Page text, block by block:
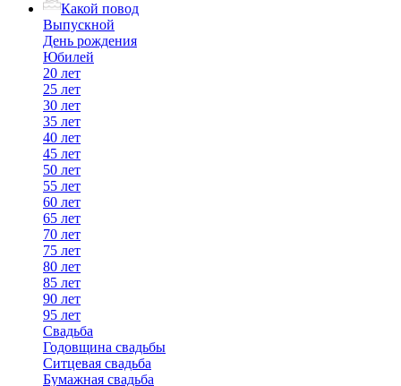
Какой повод
Выпускной
День рождения
Юбилей
20 лет
25 лет
30 лет
35 лет
40 лет
45 лет
50 лет
55 лет
60 лет
65 лет
70 лет
75 лет
80 лет
85 лет
90 лет
95 лет
Свадьба
Годовщина свадьбы
Ситцевая свадьба
Бумажная свадьба